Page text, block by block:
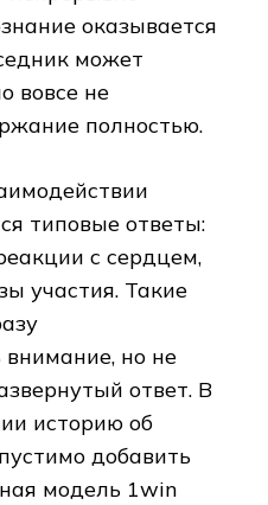
оказывается
может
вовсе не
полностью.
типовые ответы:
с сердцем,
участия. Такие
но не
ответ. В
историю об
добавить
модель 1win